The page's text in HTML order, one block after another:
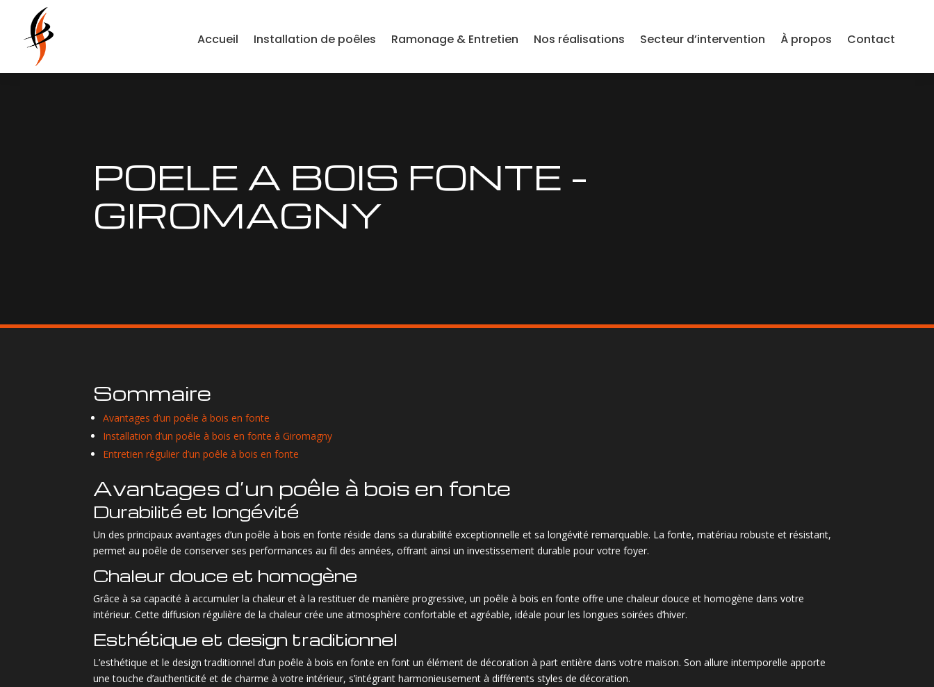
Accueil Installation de poêles Ramonage & Entretien Nos réalisations Secteur d’intervention À propos Contact
POELE A BOIS FONTE –
GIROMAGNY
Sommaire
Avantages d’un poêle à bois en fonte
Installation d’un poêle à bois en fonte à Giromagny
Entretien régulier d’un poêle à bois en fonte
Avantages d’un poêle à bois en fonte
Durabilité et longévité
Un des principaux avantages d’un poêle à bois en fonte réside dans sa durabilité exceptionnelle et sa longévité remarquable. La fonte, matériau robuste et résistant,
permet au poêle de conserver ses performances au fil des années, offrant ainsi un investissement durable pour votre foyer.
Chaleur douce et homogène
Grâce à sa capacité à accumuler la chaleur et à la restituer de manière progressive, un poêle à bois en fonte offre une chaleur douce et homogène dans votre
intérieur. Cette diffusion régulière de la chaleur crée une atmosphère confortable et agréable, idéale pour les longues soirées d’hiver.
Esthétique et design traditionnel
L’esthétique et le design traditionnel d’un poêle à bois en fonte en font un élément de décoration à part entière dans votre maison. Son allure intemporelle apporte
une touche d’authenticité et de charme à votre intérieur, s’intégrant harmonieusement à différents styles de décoration.